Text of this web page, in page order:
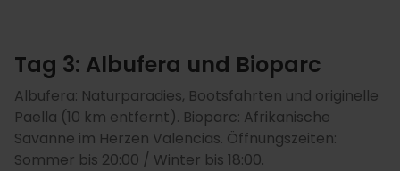
Tag 3: Albufera und Bioparc
Albufera: Naturparadies, Bootsfahrten und originelle
Paella (10 km entfernt). Bioparc: Afrikanische
Savanne im Herzen Valencias. Öffnungszeiten:
Sommer bis 20:00 / Winter bis 18:00.